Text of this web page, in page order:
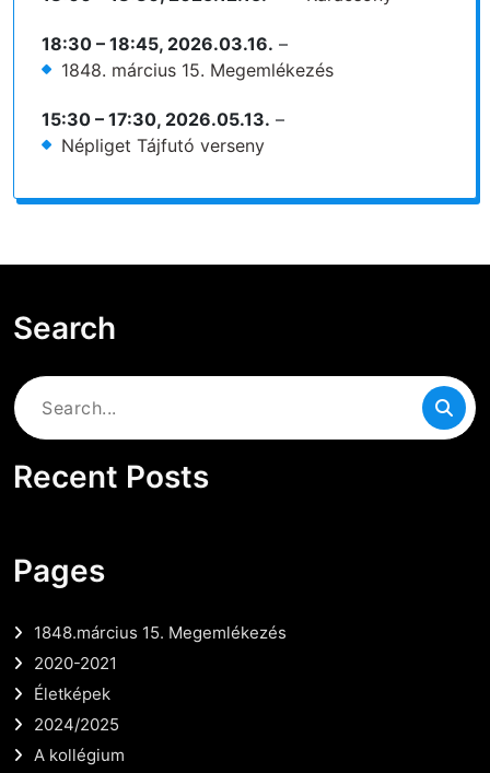
18:30 – 18:45, 2026.03.16. –
1848. március 15. Megemlékezés
15:30 – 17:30, 2026.05.13. –
Népliget Tájfutó verseny
Search
Search
Recent Posts
Pages
1848.március 15. Megemlékezés
2020-2021
Életképek
2024/2025
A kollégium